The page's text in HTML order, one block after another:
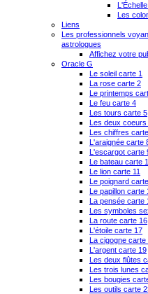
Les
Liens
Les professionnels
astrologues
Affichez votre
Oracle G
Le soleil carte 1
La rose carte 2
Le printemps
Le feu carte 4
Les tours carte 5
Les deux
Les chiffres
L'araignée carte
L'escargot carte
Le bateau carte
Le lion carte 11
Le poignard
Le papillon carte
La pensée carte
Les symboles
La route carte 16
L'étoile carte 17
La cigogne carte
L'argent carte 19
Les deux flûtes
Les trois lunes
Les bougies
Les outils carte